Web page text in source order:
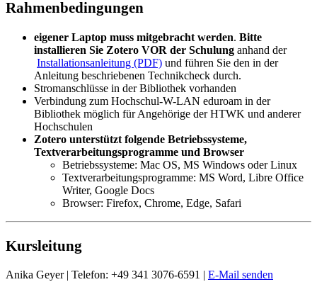
Rahmenbedingungen
eigener Laptop muss mitgebracht werden. Bitte
installieren Sie Zotero VOR der Schulung anhand der
Installationsanleitung (PDF) und führen Sie den in der
Anleitung beschriebenen Technikcheck durch.
Stromanschlüsse in der Bibliothek vorhanden
Verbindung zum Hochschul-W-LAN eduroam in der
Bibliothek möglich für Angehörige der HTWK und anderer
Hochschulen
Zotero unterstützt folgende Betriebssysteme,
Textverarbeitungsprogramme und Browser
Betriebssysteme: Mac OS, MS Windows oder Linux
Textverarbeitungsprogramme: MS Word, Libre Office
Writer, Google Docs
Browser: Firefox, Chrome, Edge, Safari
Kursleitung
Anika Geyer | Telefon: +49 341 3076-6591 | E-Mail senden